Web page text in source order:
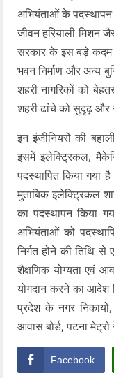
अभियंताओं के
जीवन हरियाली मिशन
सरकार के इस बड़े कदम
भवन निर्माण और अन्य
शहरी नागरिकों को
शहरी ढांचे को सुदृढ़ और
इन इंजीनियरों की
इसमें इलेक्ट्रिकल,
पदस्थापित किया गया
मुताबिक इलेक्ट्रिकल
का पदस्थापन किया
अभियंताओं को
निर्गत होने की तिथि
शैक्षणिक योग्यता एवं
योगदान करने का आदेश
प्रदेश के नगर निकायों,
आवास बोर्ड, पटना
Facebook